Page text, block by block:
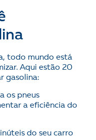
todo mundo está
Aqui estão 20
gasolina:
os pneus
a eficiência do
do seu carro